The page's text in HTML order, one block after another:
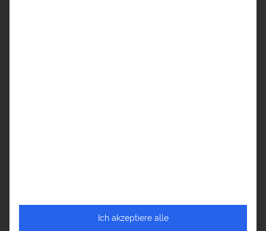
TERMINE & PREISE DER BANGLADESCH
Verfügbar
Ich akzeptiere alle